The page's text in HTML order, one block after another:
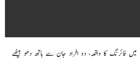
فائرنگ کا واقعہ، دو افراد جان سے ہاتھ دھو بیٹھے